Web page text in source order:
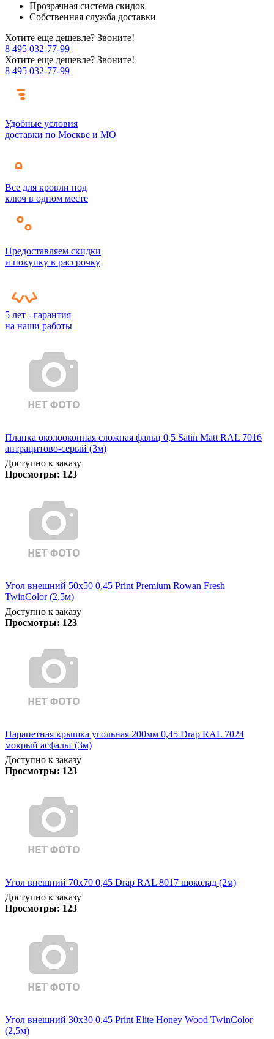
Прозрачная система скидок
Собственная служба доставки
Хотите еще дешевле? Звоните!
8 495 032-77-99
Хотите еще дешевле? Звоните!
8 495 032-77-99
Удобные условия
доставки по Москве и МО
Все для кровли под
ключ в одном месте
Предоставляем скидки
и покупку в рассрочку
5 лет - гарантия
на наши работы
Планка околооконная сложная фальц 0,5 Satin Matt RAL 7016
антрацитово-серый (3м)
Доступно к заказу
Просмотры: 123
Угол внешний 50х50 0,45 Print Premium Rowan Fresh
TwinColor (2,5м)
Доступно к заказу
Просмотры: 123
Парапетная крышка угольная 200мм 0,45 Drap RAL 7024
мокрый асфальт (3м)
Доступно к заказу
Просмотры: 123
Угол внешний 70х70 0,45 Drap RAL 8017 шоколад (2м)
Доступно к заказу
Просмотры: 123
Угол внешний 30х30 0,45 Print Elite Honey Wood TwinColor
(2,5м)